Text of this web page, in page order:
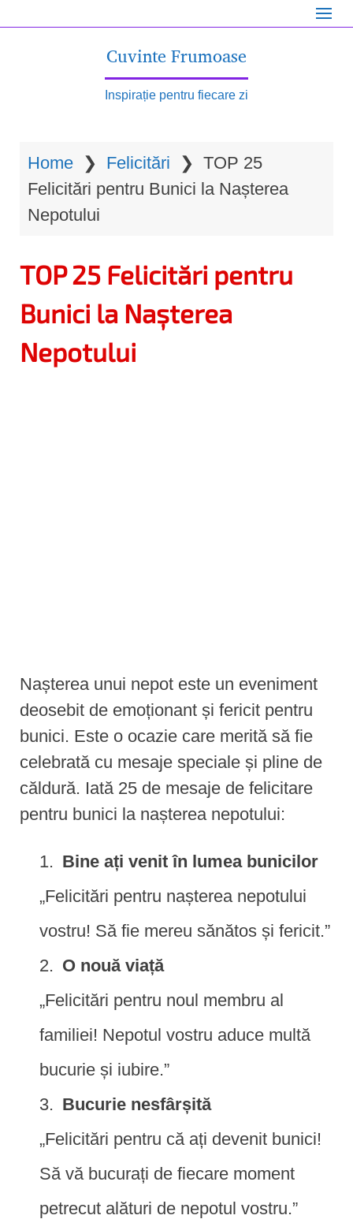
Cuvinte Frumoase
Inspirație pentru fiecare zi
Home ❯ Felicitări ❯ TOP 25
Felicitări pentru Bunici la Nașterea
Nepotului
TOP 25 Felicitări pentru
Bunici la Nașterea
Nepotului
Nașterea unui nepot este un eveniment
deosebit de emoționant și fericit pentru
bunici. Este o ocazie care merită să fie
celebrată cu mesaje speciale și pline de
căldură. Iată 25 de mesaje de felicitare
pentru bunici la nașterea nepotului:
Bine ați venit în lumea bunicilor
„Felicitări pentru nașterea nepotului
vostru! Să fie mereu sănătos și fericit.”
O nouă viață
„Felicitări pentru noul membru al
familiei! Nepotul vostru aduce multă
bucurie și iubire.”
Bucurie nesfârșită
„Felicitări pentru că ați devenit bunici!
Să vă bucurați de fiecare moment
petrecut alături de nepotul vostru.”